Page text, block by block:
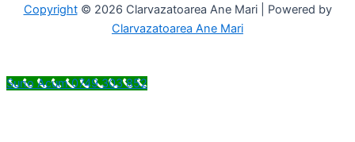
Copyright© 2026 Clarvazatoarea Ane Mari | Powered by
Clarvazatoarea Ane Mari
Suno Acum 0749 303 852